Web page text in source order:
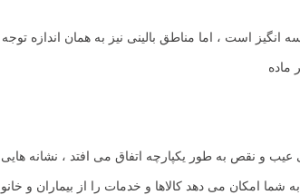
است ، اما مناطق بالینی نیز به همان اندازه توجه
ماده
و نقص به طور یکپارچه اتفاق می افتد ، نشانه
امکان می دهد کالاها و خدمات را از بیماران و